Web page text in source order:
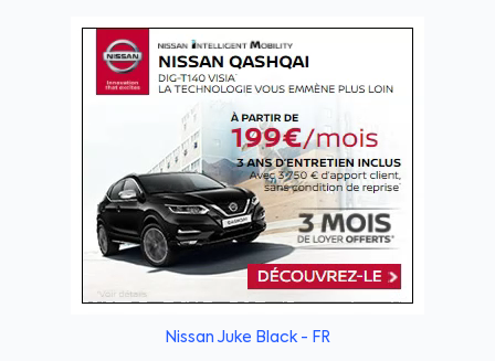
Nissan Juke Black - FR